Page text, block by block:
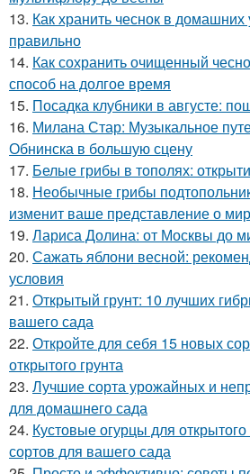
13. Как хранить чеснок в домашних
правильно
14. Как сохранить очищенный
способ на долгое время
15. Посадка клубники в августе:
16. Милана Стар: Музыкальное
Обнинска в большую сцену
17. Белые грибы в тополях:
18. Необычные грибы
изменит ваше представление о
19. Лариса Долина: от Москвы до
20. Сажать яблони весной:
условия
21. Открытый грунт: 10 лучших
вашего сада
22. Откройте для себя 15 новых
открытого грунта
23. Лучшие сорта урожайных и
для домашнего сада
24. Кустовые огурцы для
сортов для вашего сада